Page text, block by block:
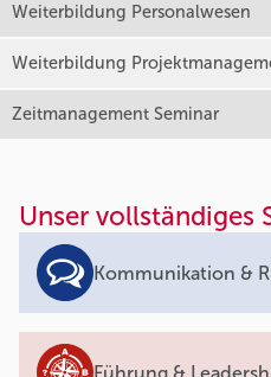
Weiterbildung Personalwesen
Weiterbildung
Zeitmanagement Seminar
Unser vollständiges
Kommunikation &
Führung &